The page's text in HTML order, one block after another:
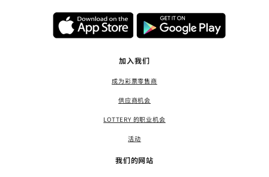
加入我们
成为彩票零售商
供应商机会
LOTTERY 的职业机会
活动
我们的网站